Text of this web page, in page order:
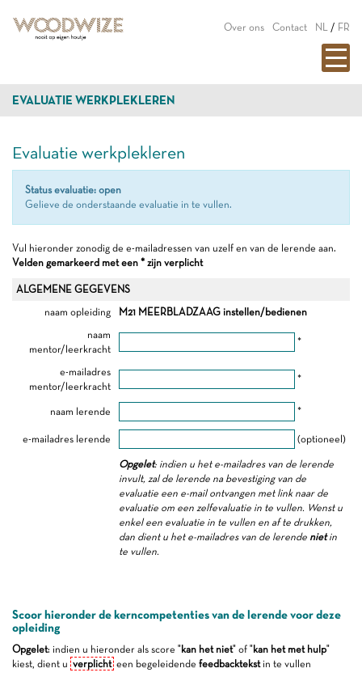
Over ons Contact NL / FR
EVALUATIE WERKPLEKLEREN
Evaluatie werkplekleren
Status evaluatie: open
Gelieve de onderstaande evaluatie in te vullen.
Vul hieronder zonodig de e-mailadressen van uzelf en van de lerende aan.
Velden gemarkeerd met een * zijn verplicht
ALGEMENE GEGEVENS
naam opleiding
M21 MEERBLADZAAG instellen/bedienen
naam
mentor/leerkracht
*
e-mailadres
mentor/leerkracht
*
naam lerende *
e-mailadres lerende (optioneel)
Opgelet: indien u het e-mailadres van de lerende
invult, zal de lerende na bevestiging van de
evaluatie een e-mail ontvangen met link naar de
evaluatie om een zelfevaluatie in te vullen. Wenst u
enkel een evaluatie in te vullen en af te drukken,
dan dient u het e-mailadres van de lerende nietin
te vullen.
Scoor hieronder de kerncompetenties van de lerende voor deze
opleiding
Opgelet: indien u hieronder als score "kan het niet" of "kan het met hulp"
kiest, dient u verplicht een begeleidende feedbacktekstin te vullen